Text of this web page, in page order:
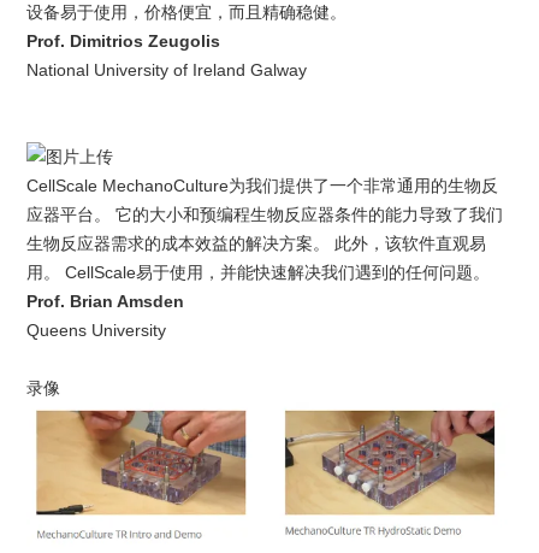
设备易于使用，价格便宜，而且精确稳健。
Prof. Dimitrios Zeugolis
National University of Ireland Galway
CellScale MechanoCulture为我们提供了一个非常通用的生物反
应器平台。 它的大小和预编程生物反应器条件的能力导致了我们
生物反应器需求的成本效益的解决方案。 此外，该软件直观易
用。 CellScale易于使用，并能快速解决我们遇到的任何问题。
Prof. Brian Amsden
Queens University
录像